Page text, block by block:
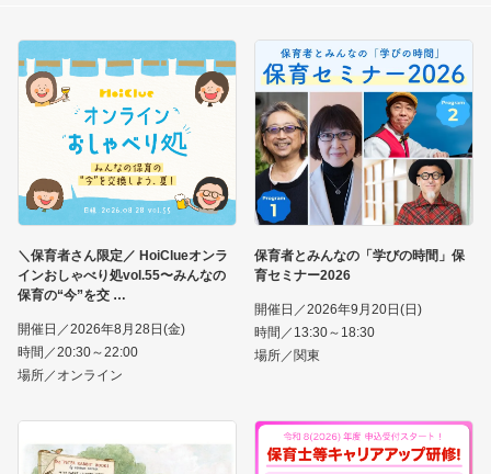
＼保育者さん限定／ HoiClueオンラ
インおしゃべり処vol.55〜みんなの
保育の“今”を交
開催日／2026年8月28日(金)
時間／20:30～22:00
場所／オンライン
保育者とみんなの「学びの時間」保
育セミナー2026
開催日／2026年9月20日(日)
時間／13:30～18:30
場所／関東